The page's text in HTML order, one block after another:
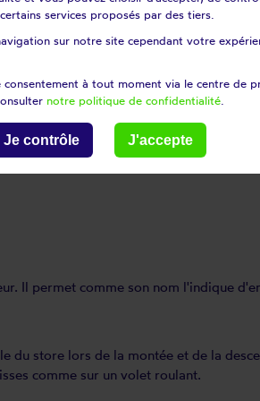
et également d'apporter une
manœuvre du store. Elle est située
Il permet comme son nom l'indique
du store lors de la montée et de la
comme sur un volet roulant.
services proposés par des tiers.
sur notre site cependant votre
à tout moment via le centre de
notre politique de confidentialité
Je contrôle J'accepte